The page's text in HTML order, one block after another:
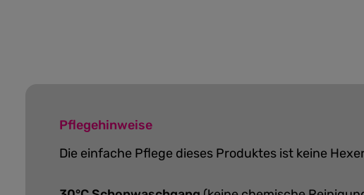
Pflegehinweise
Die einfache Pflege dieses Produktes ist keine